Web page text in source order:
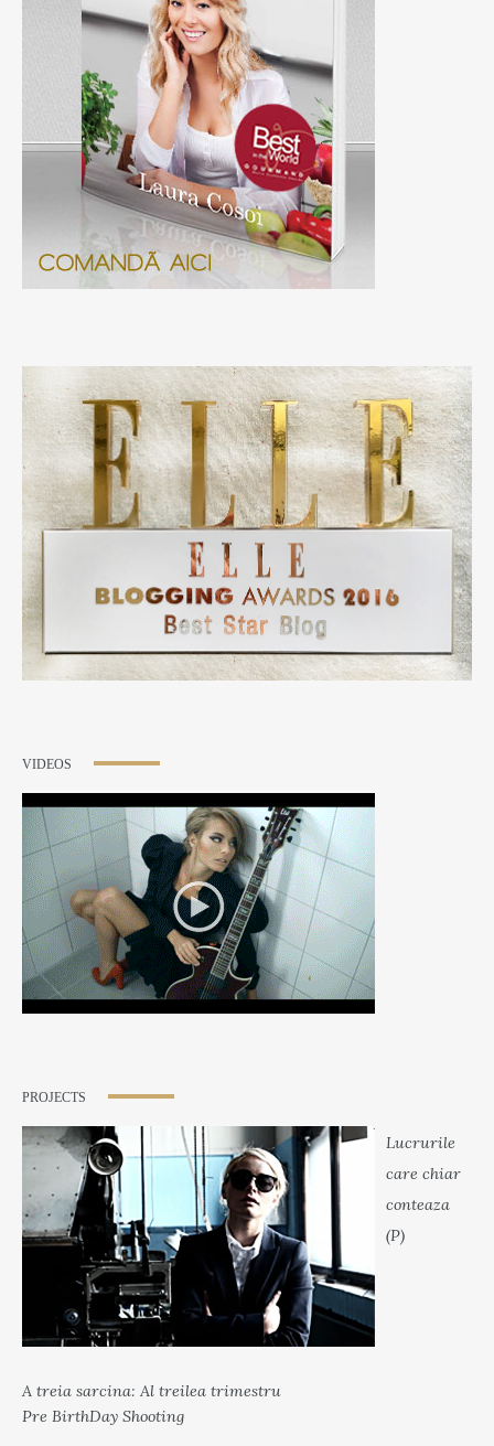
VIDEOS
PROJECTS
Lucrurile
care chiar
conteaza
(P)
A treia sarcina: Al treilea trimestru
Pre BirthDay Shooting